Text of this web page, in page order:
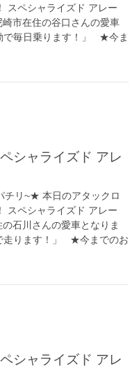
スペシャライズド アレー
市在住の谷口さんの愛車
で毎日乗ります！」 ★今ま
チリ~★ 本日のアタックロ
スペシャライズド アレー
石川さんの愛車となりま
走ります！」 ★今までのお